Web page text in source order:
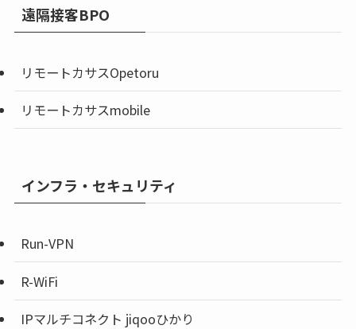
遠隔接客BPO
リモートカサスOpetoru
リモートカサスmobile
インフラ・セキュリティ
Run-VPN
R-WiFi
IPマルチコネクト jiqooひかり